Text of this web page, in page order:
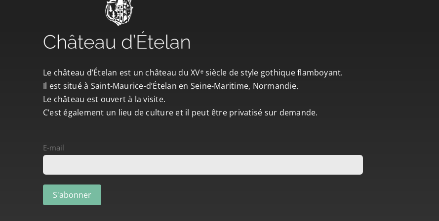
Le château d’Ételan est un château du XVᵉ siècle de style gothique flamboyant.
Il est situé à Saint-Maurice-d’Ételan en Seine-Maritime, Normandie.
Le château est ouvert à la visite.
C’est également un lieu de culture et il peut être privatisé sur demande.
E-mail